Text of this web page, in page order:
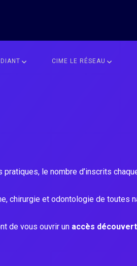
CIME LE RÉSEAU
le nombre d’inscrits
chirurgie et odontologie de toutes
de vous ouvrir un accès